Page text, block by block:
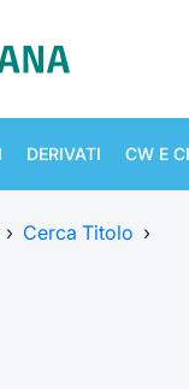
DERIVATI CW E
› Cerca Titolo ›